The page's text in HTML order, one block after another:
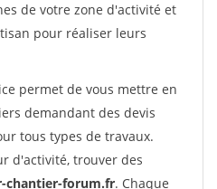
de votre zone d'activité et
pour réaliser leurs
permet de vous mettre en
demandant des devis
tous types de travaux.
d'activité, trouver des
chantier-forum.fr. Chaque